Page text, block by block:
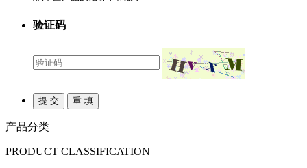
验证码
产品分类
PRODUCT CLASSIFICATION